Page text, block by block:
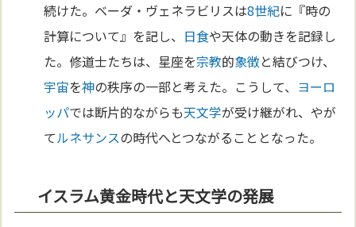
続けた。ベーダ・ヴェネラビリスは8世紀に『時の
計算について』を記し、 日食や天体の動きを記録し
た。修道士たちは、星座を宗教的象徴と結びつけ、
宇宙を神の秩序の一部と考えた。こうして、 ヨーロ
ッパでは断片的ながらも天文学が受け継がれ、やが
てルネサンスの時代へとつながることとなった。
イスラム黄金時代と天文学の発展